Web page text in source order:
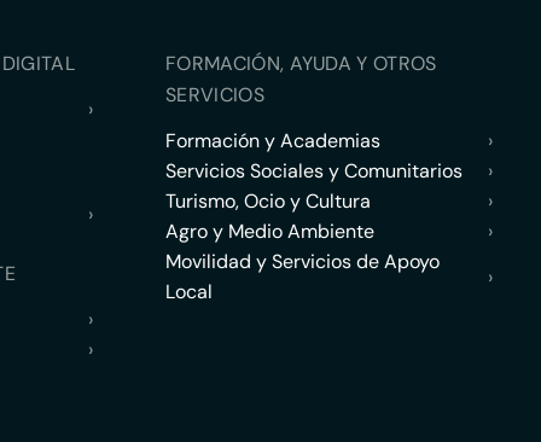
›
›
›
›
FORMACIÓN, AYUDA Y OTROS
SERVICIOS
Formación y Academias
›
Servicios Sociales y Comunitarios
›
Turismo, Ocio y Cultura
›
Agro y Medio Ambiente
›
Movilidad y Servicios de Apoyo
Local
›